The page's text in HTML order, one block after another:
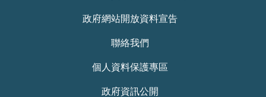
政府網站開放資料宣告
聯絡我們
個人資料保護專區
政府資訊公開